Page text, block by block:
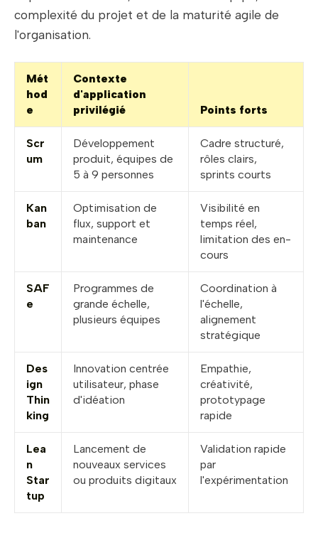
complexité du projet et de la maturité agile de
l'organisation.
Mét
hod
e
Contexte
d'application
privilégié
Points forts
Scr
um
Développement
produit, équipes de
5 à 9 personnes
Cadre structuré,
rôles clairs,
sprints courts
Kan
ban
Optimisation de
flux, support et
maintenance
Visibilité en
temps réel,
limitation des en-
cours
SAF
e
Programmes de
grande échelle,
plusieurs équipes
Coordination à
l'échelle,
alignement
stratégique
Des
ign
Thin
king
Innovation centrée
utilisateur, phase
d'idéation
Empathie,
créativité,
prototypage
rapide
Lea
n
Star
tup
Lancement de
nouveaux services
ou produits digitaux
Validation rapide
par
l'expérimentation